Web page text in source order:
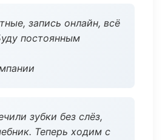
запись онлайн, всё
постоянным
зубки без слёз,
Теперь ходим с